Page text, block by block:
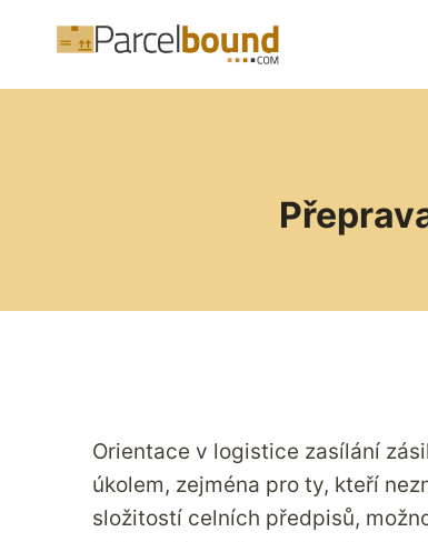
Orientace v logistice zasílání
úkolem, zejména pro ty, kteří
složitostí celních předpisů,